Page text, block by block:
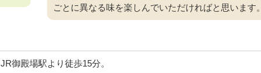
ごとに異なる味を楽しんでいただければと思います。
JR御殿場駅より徒歩15分。